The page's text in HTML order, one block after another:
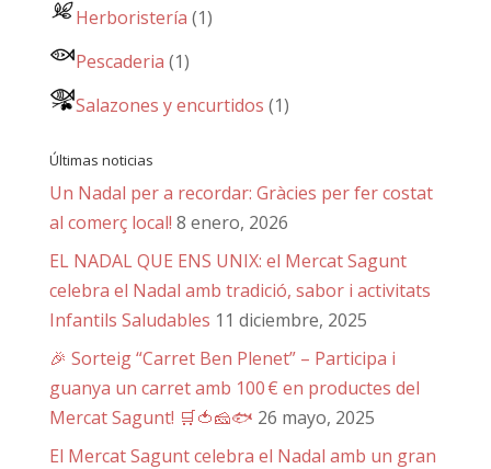
Herboristería (1)
Pescaderia (1)
Salazones y encurtidos (1)
Últimas noticias
Un Nadal per a recordar: Gràcies per fer costat
al comerç local! 8 enero, 2026
EL NADAL QUE ENS UNIX: el Mercat Sagunt
celebra el Nadal amb tradició, sabor i activitats
Infantils Saludables 11 diciembre, 2025
🎉 Sorteig “Carret Ben Plenet” – Participa i
guanya un carret amb 100 € en productes del
Mercat Sagunt! 🛒🍅🧀🐟 26 mayo, 2025
El Mercat Sagunt celebra el Nadal amb un gran